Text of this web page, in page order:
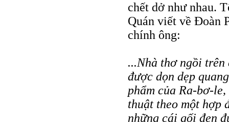
chết dở như nhau.
Quán viết về Đoàn
chính ông:
...Nhà thơ ngồi trên
được dọn dẹp
phẩm của Ra-bơ-
thuật theo một hợp
những cái gối đen